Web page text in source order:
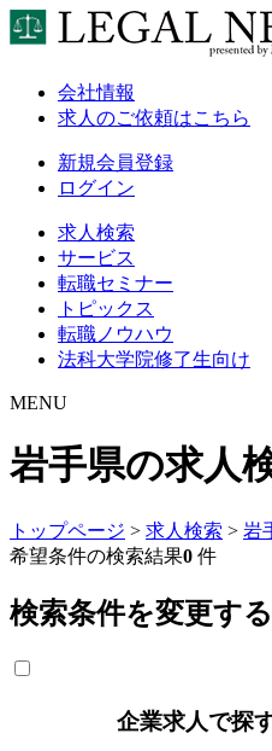
会社情報
求人のご依頼はこちら
新規会員登録
ログイン
求人検索
サービス
転職セミナー
トピックス
転職ノウハウ
法科大学院修了生向け
MENU
岩手県の求人
トップページ > 求人検索 > 岩
希望条件の検索結果0 件
検索条件を変更する
企業求人で探